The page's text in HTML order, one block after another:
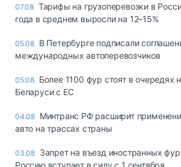
07.08 Тарифы на грузоперевозки в
года в среднем выросли на 12–15%
05.08 В Петербурге подписали
международных автоперевозчиков
05.08 Более 1100 фур стоят в очередях
Беларуси с ЕС
04.08 Минтранс РФ расширит
авто на трассах страны
03.08 Запрет на въезд иностранных
Россию вступает в силу с 1 сентября